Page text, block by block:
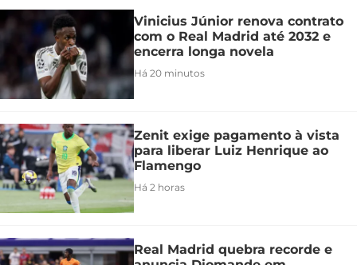
Vinicius Júnior renova contrato
com o Real Madrid até 2032 e
encerra longa novela
Há 20 minutos
Zenit exige pagamento à vista
para liberar Luiz Henrique ao
Flamengo
Há 2 horas
Real Madrid quebra recorde e